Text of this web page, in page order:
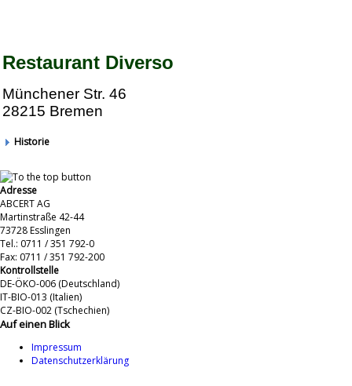
Restaurant Diverso
Münchener Str. 46
28215 Bremen
Historie
Adresse
ABCERT AG
Martinstraße 42-44
73728 Esslingen
Tel.: 0711 / 351 792-0
Fax: 0711 / 351 792-200
Kontrollstelle
DE-ÖKO-006 (Deutschland)
IT-BIO-013 (Italien)
CZ-BIO-002 (Tschechien)
Auf einen Blick
Impressum
Datenschutzerklärung